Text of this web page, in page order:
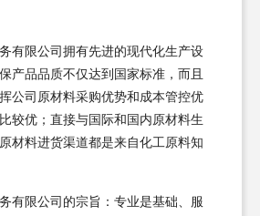
有限公司拥有先进的现代化生产设
产品品质不仅达到国家标准，而且
公司原材料采购优势和成本管控优
较优；直接与国际和国内原材料生
材料进货渠道都是来自化工原料知
有限公司的宗旨：专业是基础、服